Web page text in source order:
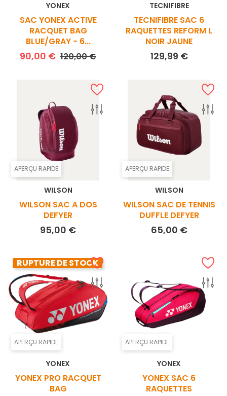
YONEX
SAC YONEX ACTIVE
RACQUET BAG
BLUE/GRAY - 6...
90,00 € Prix de base
120,00 €Prix
TECNIFIBRE
TECNIFIBRE SAC 6
RAQUETTES REFORM L
NOIR JAUNE
129,99 €Prix
APERÇU RAPIDE
WILSON
WILSON SAC A DOS
DEFYER
95,00 €Prix
APERÇU RAPIDE
WILSON
WILSON SAC DE TENNIS
DUFFLE DEFYER
65,00 €Prix
APERÇU RAPIDE
RUPTURE DE STOCK
YONEX
YONEX PRO RACQUET
BAG
APERÇU RAPIDE
YONEX
YONEX SAC 6
RAQUETTES